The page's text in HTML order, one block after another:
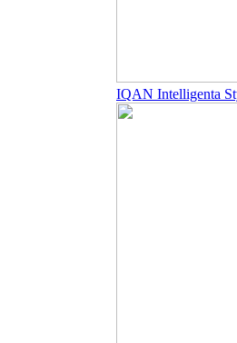
IQAN Intelligenta